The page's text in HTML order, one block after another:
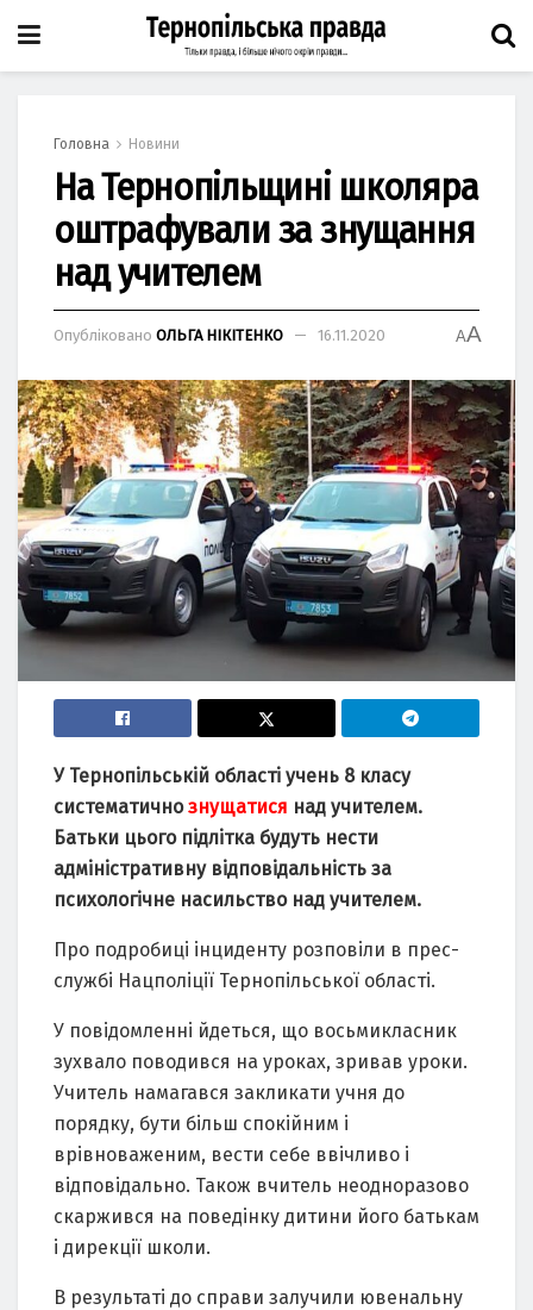
Головна Новини
На Тернопільщині школяра
оштрафували за знущання
над учителем
Опубліковано ОЛЬГА НІКІТЕНКО 16.11.2020 AA
У Тернопільській області учень 8 класу
систематичнознущатися над учителем.
Батьки цього підлітка будуть нести
адміністративну відповідальність за
психологічне насильство над учителем.
Про подробиці інциденту розповіли в прес-
службі Нацполіції Тернопільської області.
У повідомленні йдеться, що восьмикласник
зухвало поводився на уроках, зривав уроки.
Учитель намагався закликати учня до
порядку, бути більш спокійним і
врівноваженим, вести себе ввічливо і
відповідально. Також вчитель неодноразово
скаржився на поведінку дитини його батькам
і дирекції школи.
В результаті до справи залучили ювенальну